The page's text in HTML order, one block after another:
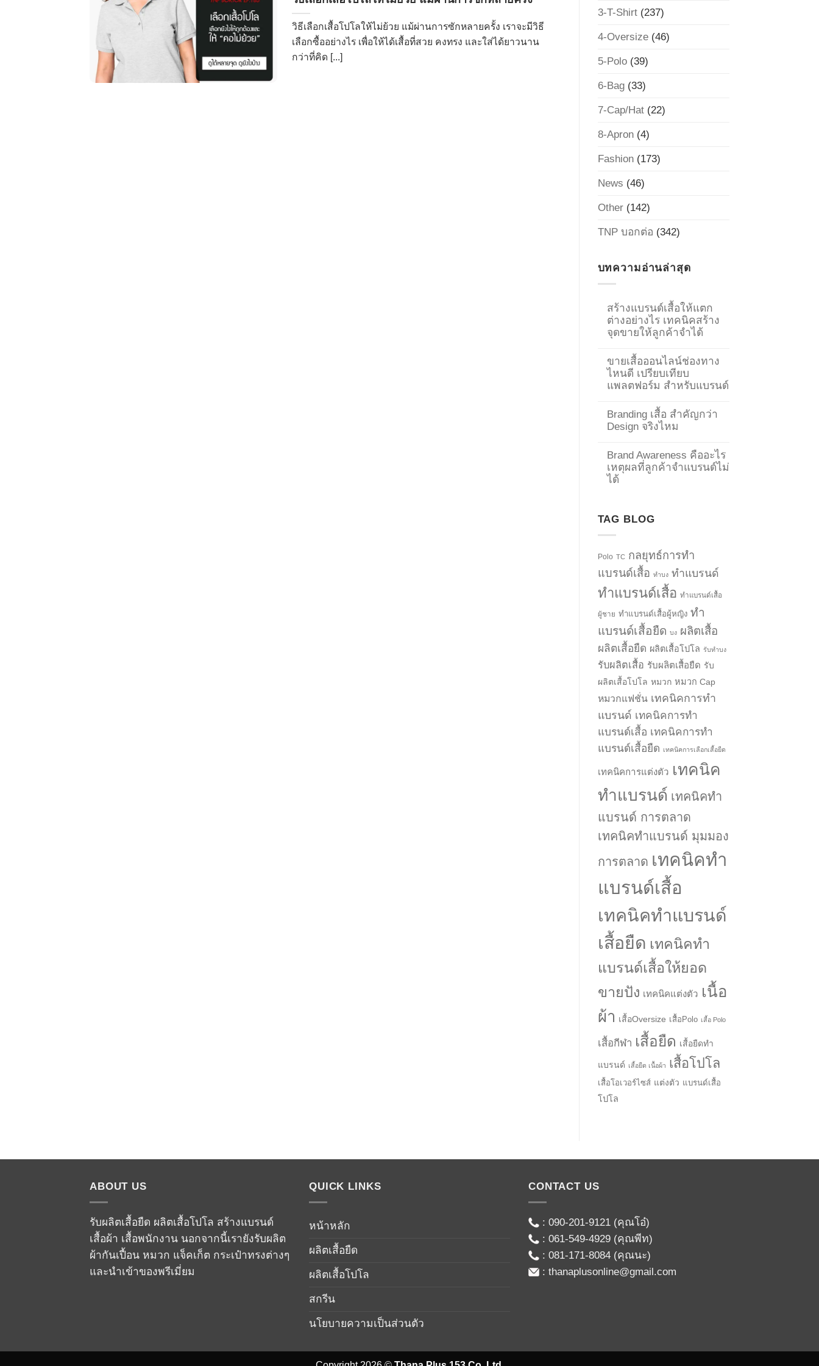
วิธีเลือกเสื้อโปโลให้ไม่ย้วย แม้ผ่านการซักหลายครั้ง เราจะมีวิธี
เลือกซื้ออย่างไร เพื่อให้ได้เสื้อที่สวย คงทรง และใส่ได้ยาวนาน
กว่าที่คิด [...]
3-T-Shirt(237)
4-Oversize(46)
5-Polo(39)
6-Bag(33)
7-Cap/Hat(22)
8-Apron(4)
Fashion(173)
News (46)
Other(142)
TNP บอกต่อ (342)
บทความอ่านล่าสุด
สร้างแบรนด์เสื้อให้แตก
ต่างอย่างไร เทคนิคสร้าง
จุดขายให้ลูกค้าจำได้
ขายเสื้อออนไลน์ช่องทาง
ไหนดี เปรียบเทียบ
แพลตฟอร์ม สำหรับแบรนด์
Branding เสื้อ สำคัญกว่า
Design จริงไหม
Brand Awareness คืออะไร
เหตุผลที่ลูกค้าจำแบรนด์ไม่
ได้
TAG BLOG
Polo TC กลยุทธ์การทำ
แบรนด์เสื้อ ทำบง ทำแบรนด์
ทำแบรนด์เสื้อ ทำแบรนด์เสื้อ
ผู้ชาย ทำแบรนด์เสื้อผู้หญิง ทำ
แบรนด์เสื้อยืด บง ผลิตเสื้อ
ผลิตเสื้อยืด ผลิตเสื้อโปโล รับทำบง
รับผลิตเสื้อ รับผลิตเสื้อยืด รับ
ผลิตเสื้อโปโล หมวก หมวก Cap
หมวกแฟชั่น เทคนิคการทำ
แบรนด์ เทคนิคการทำ
แบรนด์เสื้อ เทคนิคการทำ
แบรนด์เสื้อยืด เทคนิคการเลือกเสื้อยืด
เทคนิคการแต่งตัว เทคนิค
ทำแบรนด์ เทคนิคทำ
แบรนด์ การตลาด
เทคนิคทำแบรนด์ มุมมอง
การตลาด เทคนิคทำ
แบรนด์เสื้อ
เทคนิคทำแบรนด์
เสื้อยืด เทคนิคทำ
แบรนด์เสื้อให้ยอด
ขายปัง เทคนิคแต่งตัว เนื้อ
ผ้า เสื้อOversize เสื้อPolo เสื้อ Polo
เสื้อกีฬา เสื้อยืด เสื้อยืดทำ
แบรนด์ เสื้อยืด เนื้อผ้า เสื้อโปโล
เสื้อโอเวอร์ไซส์ แต่งตัว แบรนด์เสื้อ
โปโล
ABOUT US
รับผลิตเสื้อยืด ผลิตเสื้อโปโล สร้างแบรนด์
เสื้อผ้า เสื้อพนักงาน นอกจากนี้เรายังรับผลิต
ผ้ากันเปื้อน หมวก แจ็คเก็ต กระเป๋าทรงต่างๆ
และนำเข้าของพรีเมี่ยม
QUICK LINKS
หน้าหลัก
ผลิตเสื้อยืด
ผลิตเสื้อโปโล
สกรีน
นโยบายความเป็นส่วนตัว
CONTACT US
: 090-201-9121(คุณโอ๋)
: 061-549-4929(คุณพีท)
: 081-171-8084(คุณนะ)
: thanaplusonline@gmail.com